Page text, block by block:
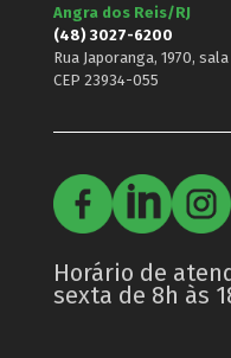
Angra dos Reis/RJ
(48) 3027-6200
Rua Japoranga, 1970,
CEP 23934-055
Horário de
sexta de 8h às